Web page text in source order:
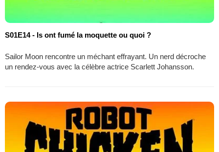
S01E14 - ls ont fumé la moquette ou quoi ?
Sailor Moon rencontre un méchant effrayant. Un nerd décroche
un rendez-vous avec la célèbre actrice Scarlett Johansson.